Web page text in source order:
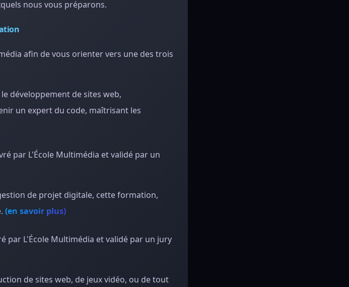
nous vous préparons.
afin de vous orienter vers une des trois
développement de sites web,
un expert du code, maîtrisant les
par L'École Multimédia et validé par un
de projet digitale, cette formation,
(en savoir plus)
par L'École Multimédia et validé par un jury
de sites web, de jeux vidéo, ou de tout